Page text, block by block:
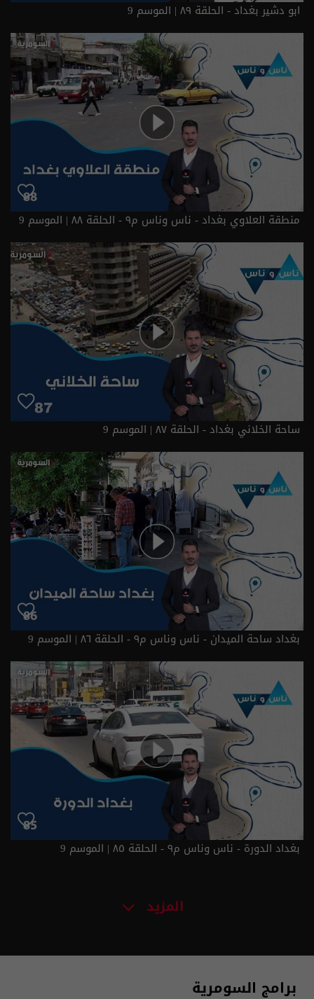
ابو دشير بغداد - الحلقة ٨٩ | الموسم 9
منطقة العلاوي بغداد - ناس وناس م٩ - الحلقة ٨٨ | الموسم 9
ساحة الخلاني بغداد - الحلقة ٨٧ | الموسم 9
بغداد ساحة الميدان - ناس وناس م٩ - الحلقة ٨٦ | الموسم 9
بغداد الدورة - ناس وناس م٩ - الحلقة ٨٥ | الموسم 9
المزيد
برامج السومرية